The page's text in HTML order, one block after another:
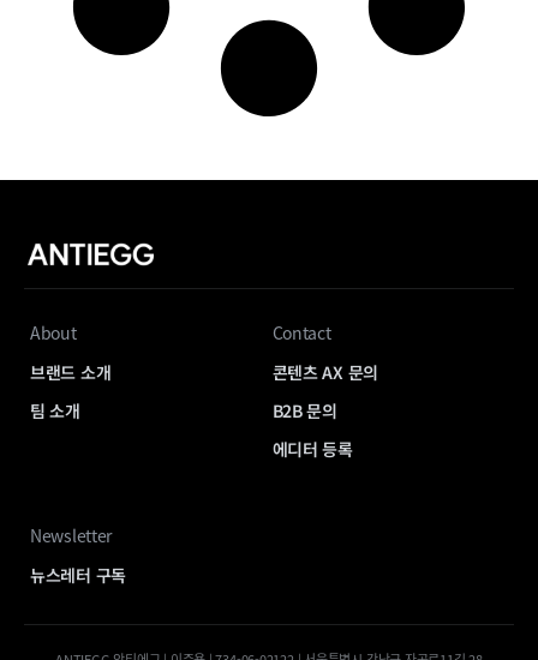
About
브랜드 소개
팀 소개
Contact
콘텐츠 AX 문의
B2B 문의
에디터 등록
Newsletter
뉴스레터 구독